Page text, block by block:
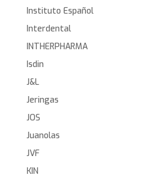
Instituto Español
Interdental
INTHERPHARMA
Isdin
J&L
Jeringas
JOS
Juanolas
JVF
KIN